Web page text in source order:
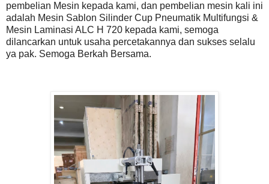
pembelian Mesin kepada kami, dan pembelian mesin kali ini
adalah Mesin Sablon Silinder Cup Pneumatik Multifungsi &
Mesin Laminasi ALC H 720 kepada kami, semoga
dilancarkan untuk usaha percetakannya dan sukses selalu
ya pak. Semoga Berkah Bersama.